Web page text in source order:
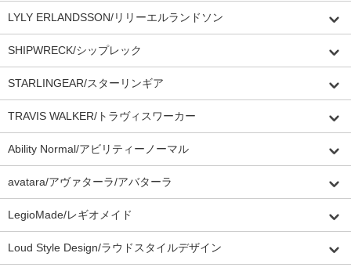
LYLY ERLANDSSON/リリーエルランドソン
SHIPWRECK/シップレック
STARLINGEAR/スターリンギア
TRAVIS WALKER/トラヴィスワーカー
Ability Normal/アビリティーノーマル
avatara/アヴァターラ/アバターラ
LegioMade/レギオメイド
Loud Style Design/ラウドスタイルデザイン